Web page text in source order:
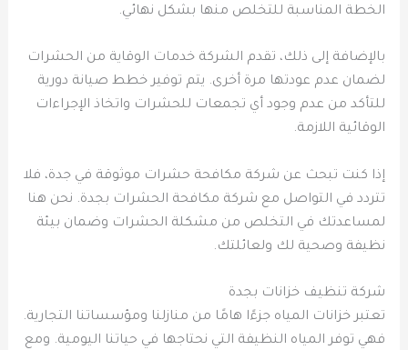
الخطة المناسبة للتخلص منها بشكل نهائي.
بالإضافة إلى ذلك، تقدم الشركة خدمات الوقاية من الحشرات
لضمان عدم عودتها مرة أخرى. يتم توفير خطط صيانة دورية
للتأكد من عدم وجود أي تجمعات للحشرات واتخاذ الإجراءات
الوقائية اللازمة.
إذا كنت تبحث عن شركة مكافحة حشرات موثوقة في جدة، فلا
تتردد في التواصل مع شركة مكافحة الحشرات بجدة. نحن هنا
لمساعدتك في التخلص من مشكلة الحشرات وضمان بيئة
نظيفة وصحية لك ولعائلتك.
شركة تنظيف خزانات بجدة
تعتبر خزانات المياه جزءًا هامًا من منازلنا ومؤسساتنا التجارية.
فهي توفر المياه النظيفة التي نحتاجها في حياتنا اليومية. ومع